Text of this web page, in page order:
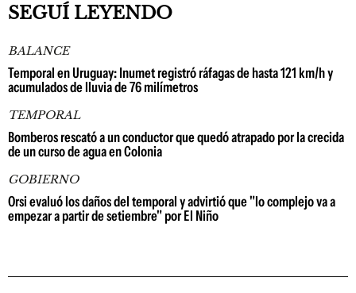
SEGUÍ LEYENDO
BALANCE
Temporal en Uruguay: Inumet registró ráfagas de hasta 121 km/h y
acumulados de lluvia de 76 milímetros
TEMPORAL
Bomberos rescató a un conductor que quedó atrapado por la crecida
de un curso de agua en Colonia
GOBIERNO
Orsi evaluó los daños del temporal y advirtió que "lo complejo va a
empezar a partir de setiembre" por El Niño